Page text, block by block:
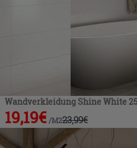
Wandverkleidung Shine White
19,19€ /M223,99€